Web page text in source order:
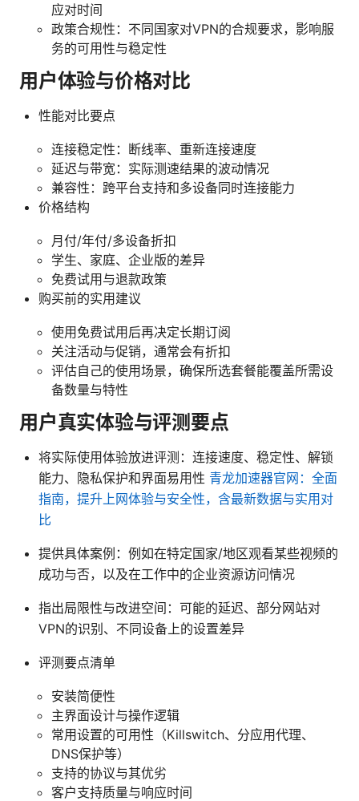
应对时间
政策合规性：不同国家对VPN的合规要求，影响服
务的可用性与稳定性
用户体验与价格对比
性能对比要点
连接稳定性：断线率、重新连接速度
延迟与带宽：实际测速结果的波动情况
兼容性：跨平台支持和多设备同时连接能力
价格结构
月付/年付/多设备折扣
学生、家庭、企业版的差异
免费试用与退款政策
购买前的实用建议
使用免费试用后再决定长期订阅
关注活动与促销，通常会有折扣
评估自己的使用场景，确保所选套餐能覆盖所需设
备数量与特性
用户真实体验与评测要点
将实际使用体验放进评测：连接速度、稳定性、解锁
能力、隐私保护和界面易用性 青龙加速器官网：全面
指南，提升上网体验与安全性，含最新数据与实用对
比
提供具体案例：例如在特定国家/地区观看某些视频的
成功与否，以及在工作中的企业资源访问情况
指出局限性与改进空间：可能的延迟、部分网站对
VPN的识别、不同设备上的设置差异
评测要点清单
安装简便性
主界面设计与操作逻辑
常用设置的可用性（Killswitch、分应用代理、
DNS保护等）
支持的协议与其优劣
客户支持质量与响应时间